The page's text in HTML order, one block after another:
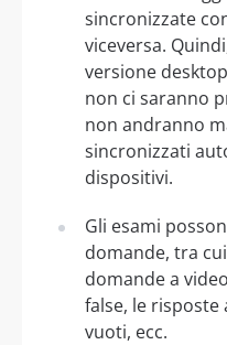
sincronizzate
viceversa.
versione
non ci saranno
non andranno
sincronizzati
dispositivi.
Gli esami
domande, tra
domande a
false, le
vuoti, ecc.